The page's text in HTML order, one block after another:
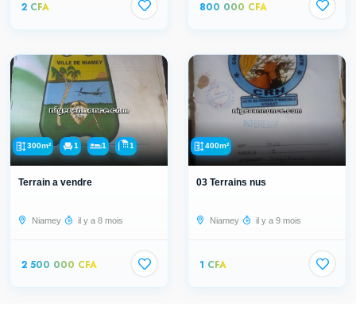
2 CFA 800 000 CFA
300m² 1 1 1
Terrain a vendre
Niamey il y a 8 mois
2 500 000 CFA
400m²
03 Terrains nus
Niamey il y a 9 mois
1 CFA